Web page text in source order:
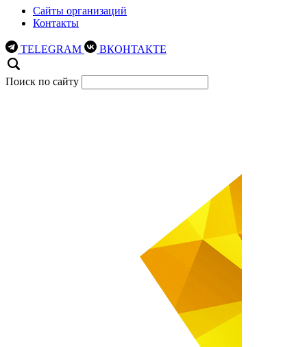
Сайты организаций
Контакты
TELEGRAM ВКОНТАКТЕ
Поиск по сайту